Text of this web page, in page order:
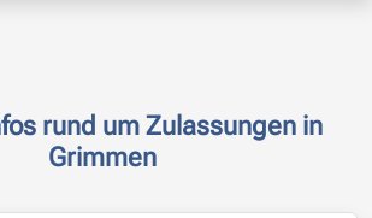
rund um Zulassungen in
Grimmen